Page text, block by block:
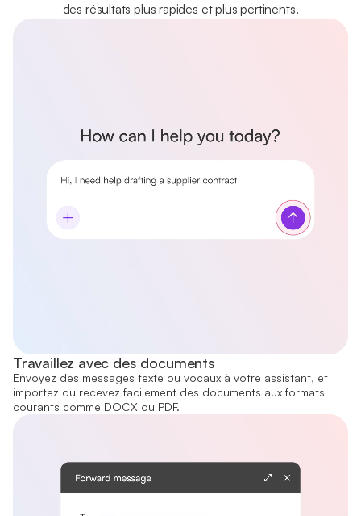
des résultats plus rapides et plus pertinents.
Travaillez avec des documents
Envoyez des messages texte ou vocaux à votre assistant, et
importez ou recevez facilement des documents aux formats
courants comme DOCX ou PDF.